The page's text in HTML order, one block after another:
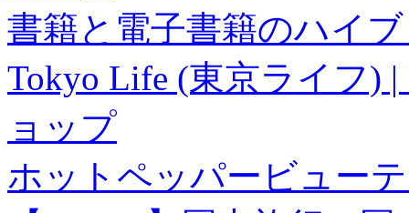
書籍と電子書籍のハイ
Tokyo Life (東京ライフ)
ョップ
ホットペッパービュー